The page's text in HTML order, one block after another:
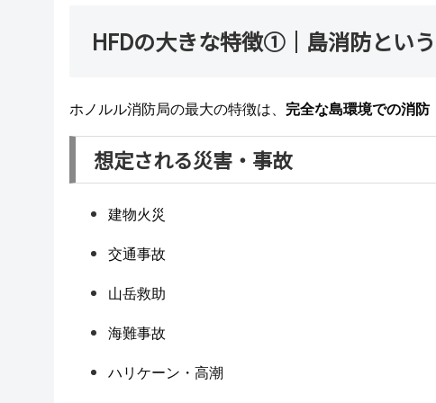
HFDの大きな特徴①｜島消防とい
ホノルル消防局の最大の特徴は、 完全な島環境での消防
想定される災害・事故
建物火災
交通事故
山岳救助
海難事故
ハリケーン・高潮